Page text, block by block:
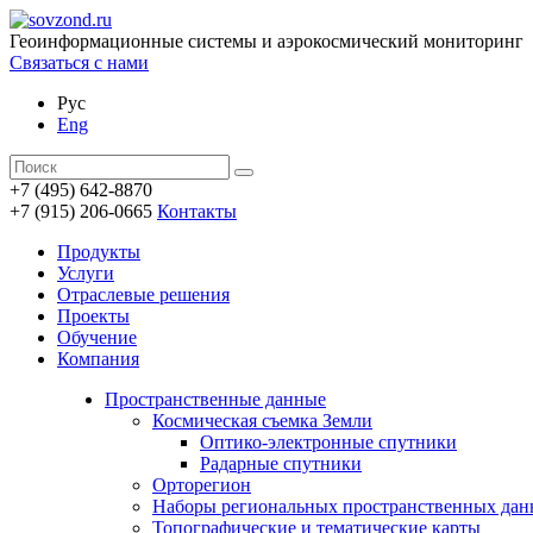
Геоинформационные системы и аэрокосмический мониторинг
Связаться с нами
Рус
Eng
+7 (495) 642-8870
+7 (915) 206-0665 Контакты
Продукты
Услуги
Отраслевые решения
Проекты
Обучение
Компания
Пространственные данные
Космическая съемка Земли
Оптико-электронные спутники
Радарные спутники
Орторегион
Наборы региональных пространственных
Топографические и тематические карты